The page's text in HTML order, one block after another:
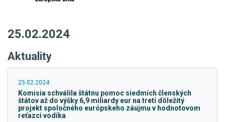
menu
na
Skočiť
pätičku
stránky
25.02.2024
Aktuality
25.02.2024
Komisia schválila štátnu pomoc siedmich členských
štátov až do výšky 6,9 miliardy eur na tretí dôležitý
projekt spoločného európskeho záujmu v hodnotovom
reťazci vodíka